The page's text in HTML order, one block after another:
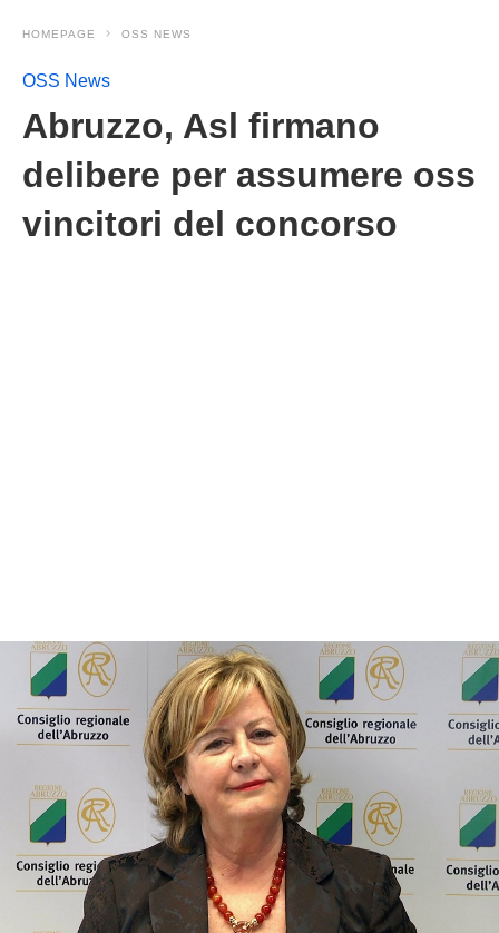
HOMEPAGE OSS NEWS
OSS News
Abruzzo, Asl firmano
delibere per assumere oss
vincitori del concorso